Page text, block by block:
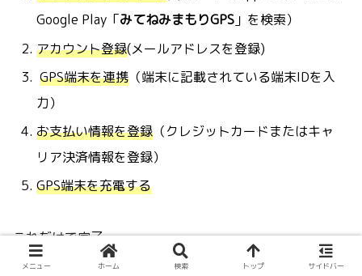
Google Play「みてねみまもりGPS 」を検索）
アカウント登録(メールアドレスを登録)
GPS端末を連携 （端末に記載されている端末IDを入
力）
お支払い情報を登録 （クレジットカードまたはキャ
リア決済情報を登録）
GPS端末を充電する
これだけで完了。
メニュー ホーム 検索 トップ サイドバー